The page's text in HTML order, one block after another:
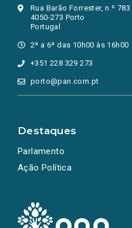
Rua Barão Forrester, n.º 783
4050-273 Porto
Portugal
2ª a 6ª das 10h00 às 16h00
+351 228 329 273
porto@pan.com.pt
Destaques
Parlamento
Ação Política